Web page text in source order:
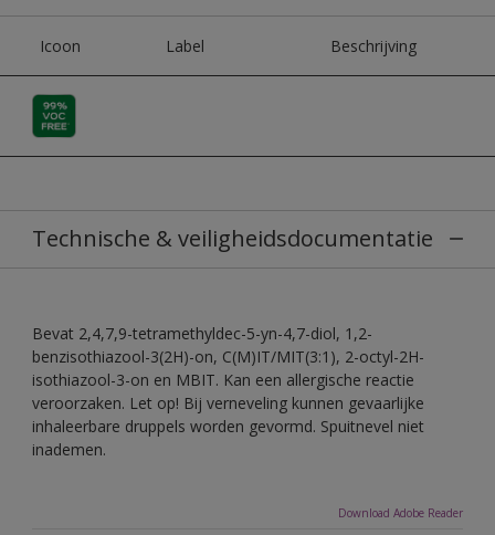
Icoon Label Beschrijving
Technische & veiligheidsdocumentatie
Bevat 2,4,7,9-tetramethyldec-5-yn-4,7-diol, 1,2-
benzisothiazool-3(2H)-on, C(M)IT/MIT(3:1), 2-octyl-2H-
isothiazool-3-on en MBIT. Kan een allergische reactie
veroorzaken. Let op! Bij verneveling kunnen gevaarlijke
inhaleerbare druppels worden gevormd. Spuitnevel niet
inademen.
Download Adobe Reader